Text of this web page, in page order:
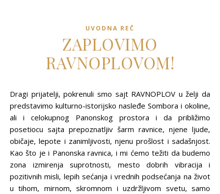
UVODNA REČ
ZAPLOVIMO
RAVNOPLOVOM!
Dragi prijatelji, pokrenuli smo sajt RAVNOPLOV u želji da
predstavimo kulturno-istorijsko nasleđe Sombora i okoline,
ali i celokupnog Panonskog prostora i da približimo
posetiocu sajta prepoznatljiv šarm ravnice, njene ljude,
običaje, lepote i zanimljivosti, njenu prošlost i sadašnjost.
Kao što je i Panonska ravnica, i mi ćemo težiti da budemo
zona izmirenja suprotnosti, mesto dobrih vibracija i
pozitivnih misli, lepih sećanja i vrednih podsećanja na život
u tihom, mirnom, skromnom i uzdržljivom svetu, samo